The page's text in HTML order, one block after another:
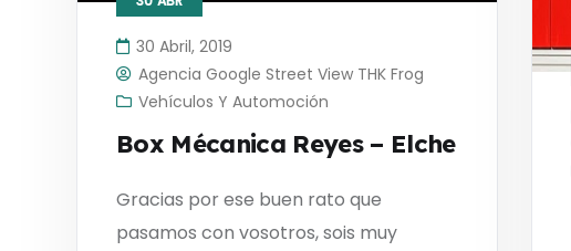
30 Abril, 2019
Agencia Google Street View THK Frog
Vehículos Y Automoción
Box Mécanica Reyes – Elche
Gracias por ese buen rato que
pasamos con vosotros, sois muy